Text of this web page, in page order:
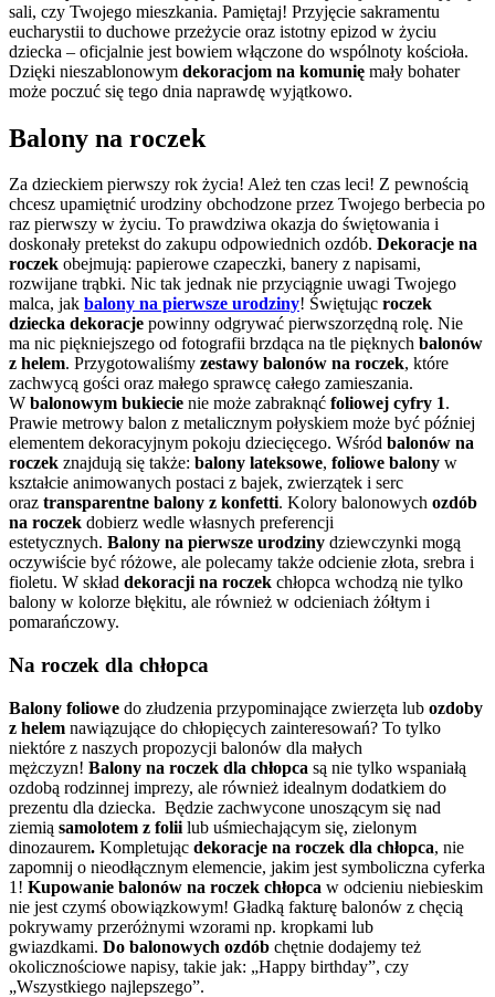
sali, czy Twojego mieszkania. Pamiętaj! Przyjęcie sakramentu
eucharystii to duchowe przeżycie oraz istotny epizod w życiu
dziecka – oficjalnie jest bowiem włączone do wspólnoty kościoła.
Dzięki nieszablonowym dekoracjom na komunię mały bohater
może poczuć się tego dnia naprawdę wyjątkowo.
Balony na roczek
Za dzieckiem pierwszy rok życia! Ależ ten czas leci! Z pewnością
chcesz upamiętnić urodziny obchodzone przez Twojego berbecia po
raz pierwszy w życiu. To prawdziwa okazja do świętowania i
doskonały pretekst do zakupu odpowiednich ozdób. Dekoracje na
roczek obejmują: papierowe czapeczki, banery z napisami,
rozwijane trąbki. Nic tak jednak nie przyciągnie uwagi Twojego
malca, jak balony na pierwsze urodziny! Świętując roczek
dziecka dekoracje powinny odgrywać pierwszorzędną rolę. Nie
ma nic piękniejszego od fotografii brzdąca na tle pięknych balonów
z helem. Przygotowaliśmy zestawy balonów na roczek, które
zachwycą gości oraz małego sprawcę całego zamieszania.
W balonowym bukiecie nie może zabraknąć foliowej cyfry 1.
Prawie metrowy balon z metalicznym połyskiem może być później
elementem dekoracyjnym pokoju dziecięcego. Wśród balonów na
roczek znajdują się także: balony lateksowe, foliowe balony w
kształcie animowanych postaci z bajek, zwierzątek i serc
oraz transparentne balony z konfetti. Kolory balonowych ozdób
na roczek dobierz wedle własnych preferencji
estetycznych. Balony na pierwsze urodziny dziewczynki mogą
oczywiście być różowe, ale polecamy także odcienie złota, srebra i
fioletu. W skład dekoracji na roczek chłopca wchodzą nie tylko
balony w kolorze błękitu, ale również w odcieniach żółtym i
pomarańczowy.
Na roczek dla chłopca
Balony foliowe do złudzenia przypominające zwierzęta lub ozdoby
z helem nawiązujące do chłopięcych zainteresowań? To tylko
niektóre z naszych propozycji balonów dla małych
mężczyzn! Balony na roczek dla chłopca są nie tylko wspaniałą
ozdobą rodzinnej imprezy, ale również idealnym dodatkiem do
prezentu dla dziecka. Będzie zachwycone unoszącym się nad
ziemią samolotem z folii lub uśmiechającym się, zielonym
dinozaurem. Kompletując dekoracje na roczek dla chłopca, nie
zapomnij o nieodłącznym elemencie, jakim jest symboliczna cyferka
1! Kupowanie balonów na roczek chłopca w odcieniu niebieskim
nie jest czymś obowiązkowym! Gładką fakturę balonów z chęcią
pokrywamy przeróżnymi wzorami np. kropkami lub
gwiazdkami. Do balonowych ozdób chętnie dodajemy też
okolicznościowe napisy, takie jak: „Happy birthday”, czy
„Wszystkiego najlepszego”.